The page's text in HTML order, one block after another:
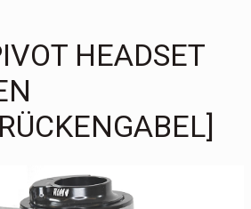
HEADSET